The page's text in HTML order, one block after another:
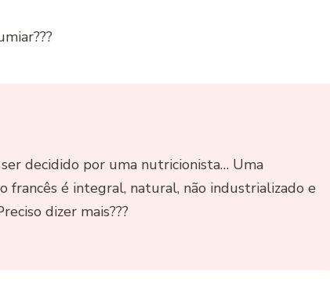
decidido por uma nutricionista… Uma
francês é integral, natural, não industrializado e
dizer mais???